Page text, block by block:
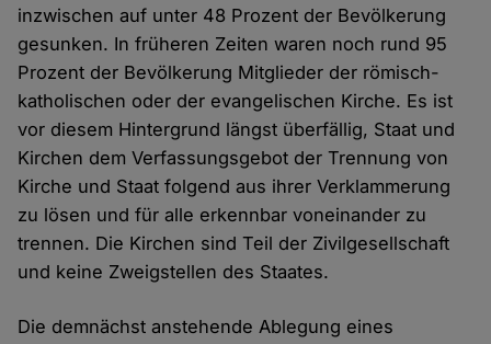
inzwischen auf unter 48 Prozent der Bevölkerung
gesunken. In früheren Zeiten waren noch rund 95
Prozent der Bevölkerung Mitglieder der römisch-
katholischen oder der evangelischen Kirche. Es ist
vor diesem Hintergrund längst überfällig, Staat und
Kirchen dem Verfassungsgebot der Trennung von
Kirche und Staat folgend aus ihrer Verklammerung
zu lösen und für alle erkennbar voneinander zu
trennen. Die Kirchen sind Teil der Zivilgesellschaft
und keine Zweigstellen des Staates.
Die demnächst anstehende Ablegung eines